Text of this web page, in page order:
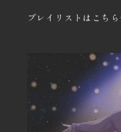
プレイリストはこちら